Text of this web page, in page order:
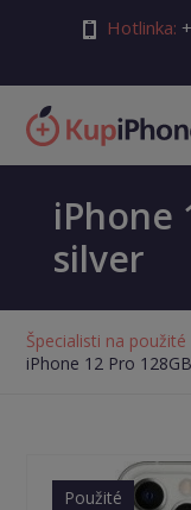
Hotlinka:
iPhone
silver
Špecialisti na
iPhone 12 Pro
Použité